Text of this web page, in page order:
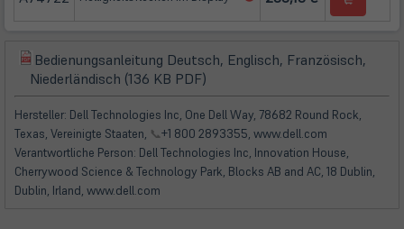
(öffnet
in
neuem
Tab)
Bedienungsanleitung Deutsch, Englisch, Französisch,
Niederländisch (136 KB PDF)
in
neuem
Tab)
Hersteller: Dell Technologies Inc, One Dell Way, 78682 Round Rock,
Texas, Vereinigte Staaten, 📞+1 800 2893355, www.dell.com
Verantwortliche Person: Dell Technologies Inc, Innovation House,
Cherrywood Science & Technology Park, Blocks AB and AC, 18 Dublin,
Dublin, Irland, www.dell.com